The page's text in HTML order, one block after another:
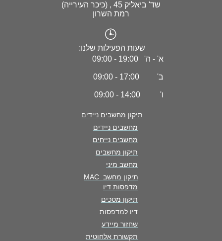
שד' ביאליק 45 , (כיכר העירייה)
רמת השרון
א' - ה' 19:00 - 09:00
ב' 17:00 - 09:00
ו' 14:00 - 09:00
שעות הפעילות שלנו:
מחשבים ניידים
מחשבים נייחים
מחשב מיני
מדפסות דיו
תקשורת אלחוטית
דיו למדפסות
תיקון מחשבים ניידים
תיקון מחשבים
תיקון מסכים
תיקון מחשב MAC
שחזור מיידע